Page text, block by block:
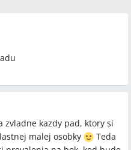
zvladne kazdy pad, ktory si
malej osobky
Teda